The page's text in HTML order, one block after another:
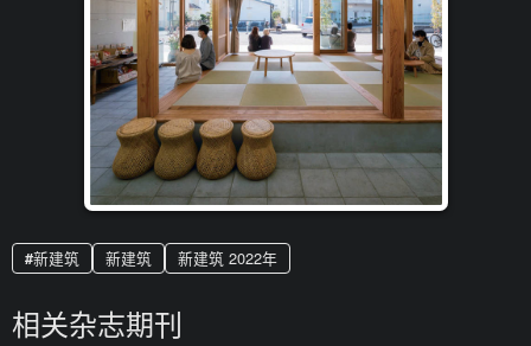
新建筑 新建筑 新建筑 2022年
相关杂志期刊